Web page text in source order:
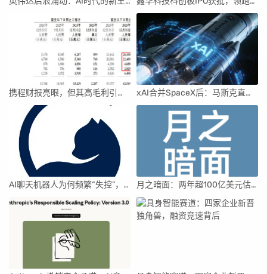
携程财报亮眼，但其高毛利引发行业争议 xAI合并SpaceX后：马斯克直接介入，团队压力激增
AI聊天机器人为何频繁“失控”，背后原因及解决方案解析 月之暗面：两年超100亿美元估值，K2.5引领AI新纪元